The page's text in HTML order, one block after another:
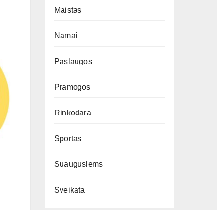
Maistas
Namai
Paslaugos
Pramogos
Rinkodara
Sportas
Suaugusiems
Sveikata